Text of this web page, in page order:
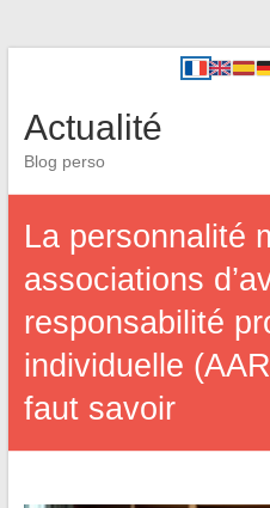
Actualité
Blog perso
La personnalité
associations
responsabilité
individuelle
faut savoir